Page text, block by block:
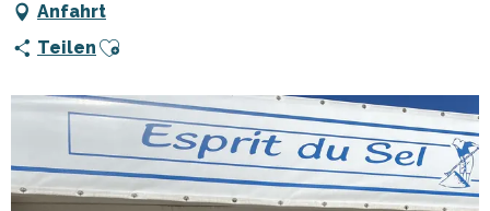
Anfahrt
Teilen Ajouter aux favoris